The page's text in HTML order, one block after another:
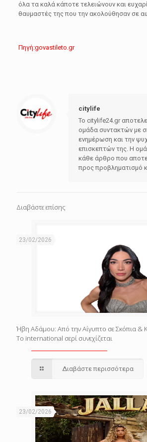
όλα τα καλά κάποτε τελειώνουν και
θαυμαστές της που την ακολούθησαν σε
Πηγή:govastileto.gr
citylife
Το citylife24.gr
ομάδα συντακτών με
ενημέρωση και την
επισκεπτών της. Η
κάθε άρθρο που
προς προβληματισμό
Διαβάστε επίσης
23/02/2026
Ήβη Αδάμου: Από την Αίγυπτο σε Σκόπια &
Το international σερί συνεχίζεται
Διαβάστε περισσότερα
23/02/2026